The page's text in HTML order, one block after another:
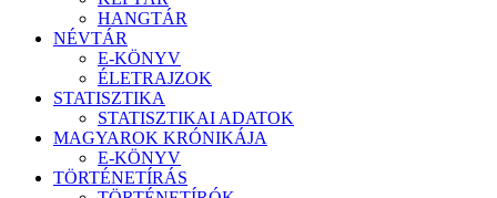
HANGTÁR
NÉVTÁR
E-KÖNYV
ÉLETRAJZOK
STATISZTIKA
STATISZTIKAI ADATOK
MAGYAROK KRÓNIKÁJA
E-KÖNYV
TÖRTÉNETÍRÁS